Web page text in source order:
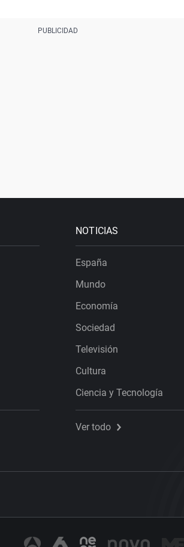
NOTICIAS
España
Mundo
Economía
Sociedad
Televisión
Cultura
Ciencia y Tecnología
Ver todo